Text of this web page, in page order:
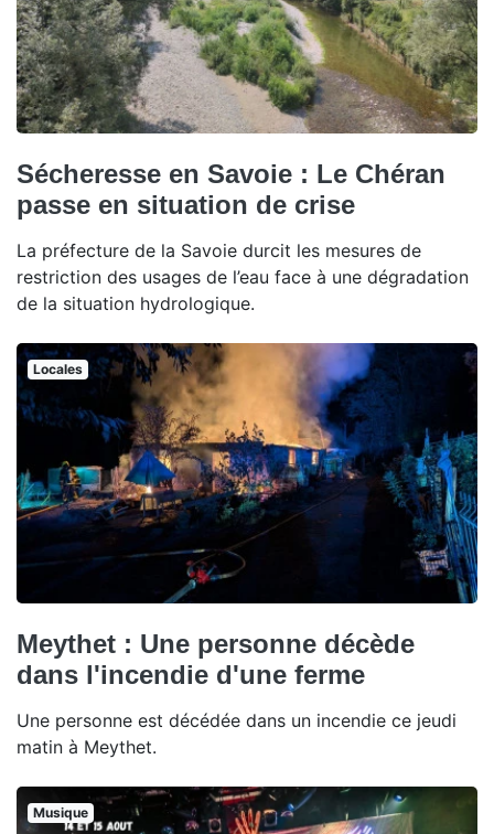
Sécheresse en Savoie : Le Chéran
passe en situation de crise
La préfecture de la Savoie durcit les mesures de
restriction des usages de l’eau face à une dégradation
de la situation hydrologique.
Locales
Meythet : Une personne décède
dans l'incendie d'une ferme
Une personne est décédée dans un incendie ce jeudi
matin à Meythet.
Musique